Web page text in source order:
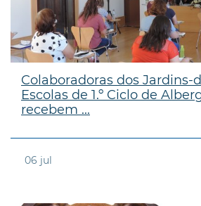
Colaboradoras dos Jardins-
Escolas de 1.º Ciclo de
recebem ...
06 jul